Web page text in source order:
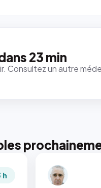
23 min
Consultez un autre
h